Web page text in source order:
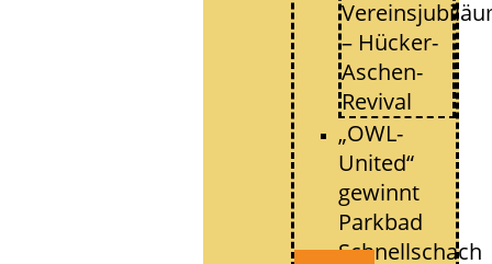
– Hücker-
Aschen-
Revival
„OWL-
United“
gewinnt
Parkbad
Schnellschach